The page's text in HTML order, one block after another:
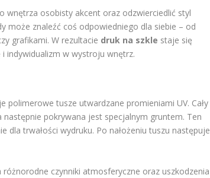
wnętrza osobisty akcent oraz odzwierciedlić styl
może znaleźć coś odpowiedniego dla siebie – od
grafikami. W rezultacie druk na szkle staje się
indywidualizm w wystroju wnętrz.
tusze utwardzane promieniami UV. Cały
następnie pokrywana jest specjalnym gruntem. Ten
dla trwałości wydruku. Po nałożeniu tuszu następuje
różnorodne czynniki atmosferyczne oraz uszkodzenia